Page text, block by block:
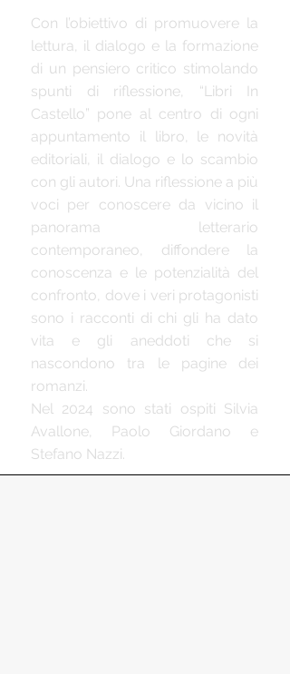
Con l’obiettivo di promuovere la
lettura, il dialogo e la formazione
di un pensiero critico stimolando
spunti di riflessione, “Libri In
Castello” pone al centro di ogni
appuntamento il libro, le novità
editoriali, il dialogo e lo scambio
con gli autori. Una riflessione a più
voci per conoscere da vicino il
panorama letterario
contemporaneo, diffondere la
conoscenza e le potenzialità del
confronto, dove i veri protagonisti
sono i racconti di chi gli ha dato
vita e gli aneddoti che si
nascondono tra le pagine dei
romanzi.
Nel 2024 sono stati ospiti Silvia
Avallone, Paolo Giordano e
Stefano Nazzi.